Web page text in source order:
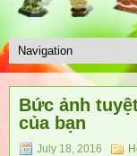
Bức ảnh
của bạn
July 18, 2016